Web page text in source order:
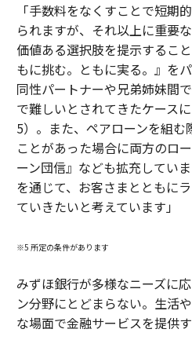
「手数料をなくすことで短期
られますが、それ以上に重要
価値ある選択肢を提示するこ
もに挑む。ともに実る。』を
同性パートナーや兄弟姉妹間
で難しいとされてきたケース
5）。また、ペアローンを組
ことがあった場合に両方のロ
ーン団信』なども拡充してい
を通じて、お客さまとともに
ていきたいと考えています」
※5 所定の条件があります
みずほ銀行が多様なニーズに
ン分野にとどまらない。生活
な場面で金融サービスを提供